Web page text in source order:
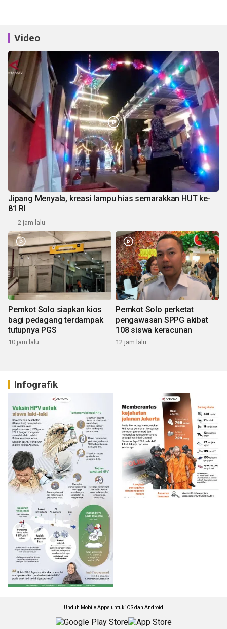
Video
Jipang Menyala, kreasi lampu hias semarakkan HUT ke-
81 RI
2 jam lalu
Pemkot Solo siapkan kios
bagi pedagang terdampak
tutupnya PGS
10 jam lalu
Pemkot Solo perketat
pengawasan SPPG akibat
108 siswa keracunan
12 jam lalu
Infografik
Unduh Mobile Apps untuk iOS dan Android